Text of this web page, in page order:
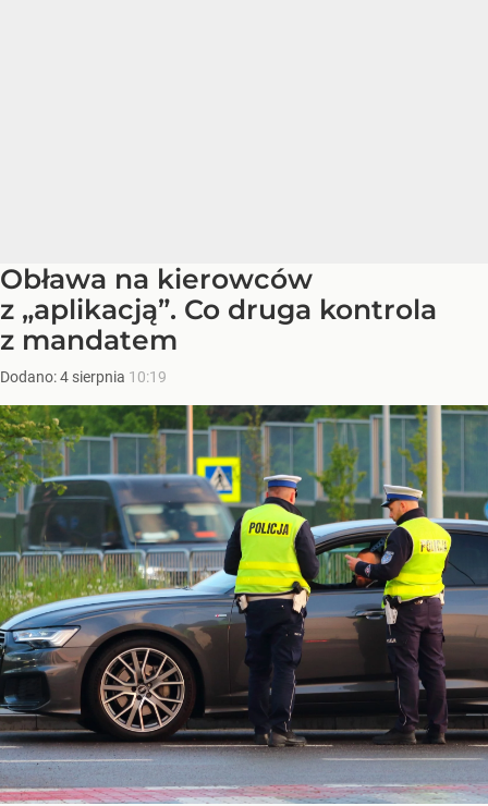
Obława na kierowców
z „aplikacją”. Co druga kontrola
z mandatem
Dodano:4 sierpnia 10:19